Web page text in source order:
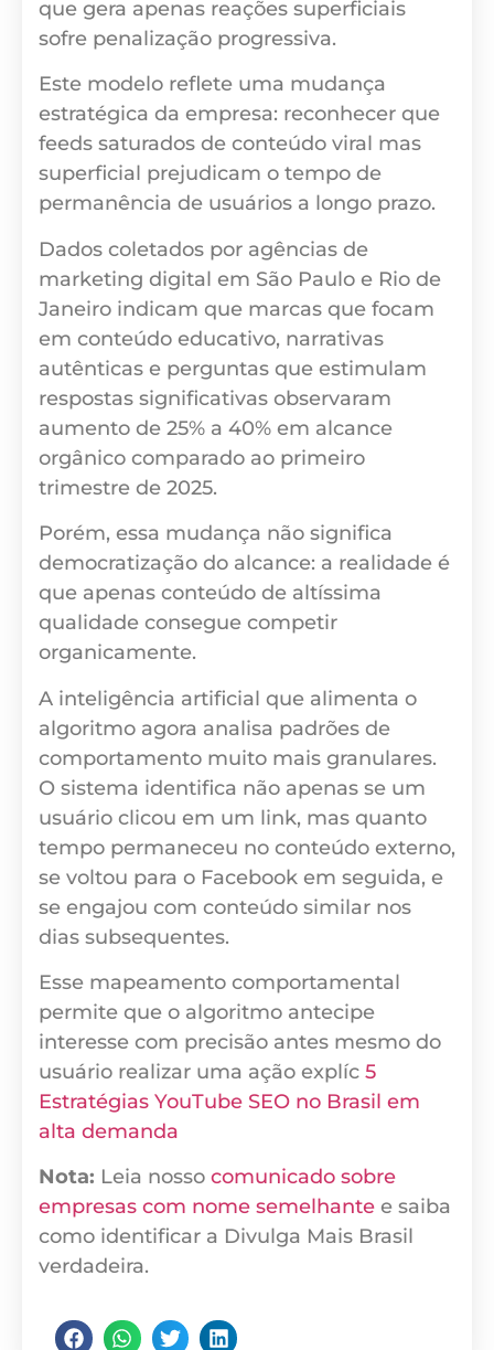
que gera apenas reações superficiais
sofre penalização progressiva.
Este modelo reflete uma mudança
estratégica da empresa: reconhecer que
feeds saturados de conteúdo viral mas
superficial prejudicam o tempo de
permanência de usuários a longo prazo.
Dados coletados por agências de
marketing digital em São Paulo e Rio de
Janeiro indicam que marcas que focam
em conteúdo educativo, narrativas
autênticas e perguntas que estimulam
respostas significativas observaram
aumento de 25% a 40% em alcance
orgânico comparado ao primeiro
trimestre de 2025.
Porém, essa mudança não significa
democratização do alcance: a realidade é
que apenas conteúdo de altíssima
qualidade consegue competir
organicamente.
A inteligência artificial que alimenta o
algoritmo agora analisa padrões de
comportamento muito mais granulares.
O sistema identifica não apenas se um
usuário clicou em um link, mas quanto
tempo permaneceu no conteúdo externo,
se voltou para o Facebook em seguida, e
se engajou com conteúdo similar nos
dias subsequentes.
Esse mapeamento comportamental
permite que o algoritmo antecipe
interesse com precisão antes mesmo do
usuário realizar uma ação explíc 5
Estratégias YouTube SEO no Brasil em
alta demanda
Nota: Leia nosso comunicado sobre
empresas com nome semelhante e saiba
como identificar a Divulga Mais Brasil
verdadeira.